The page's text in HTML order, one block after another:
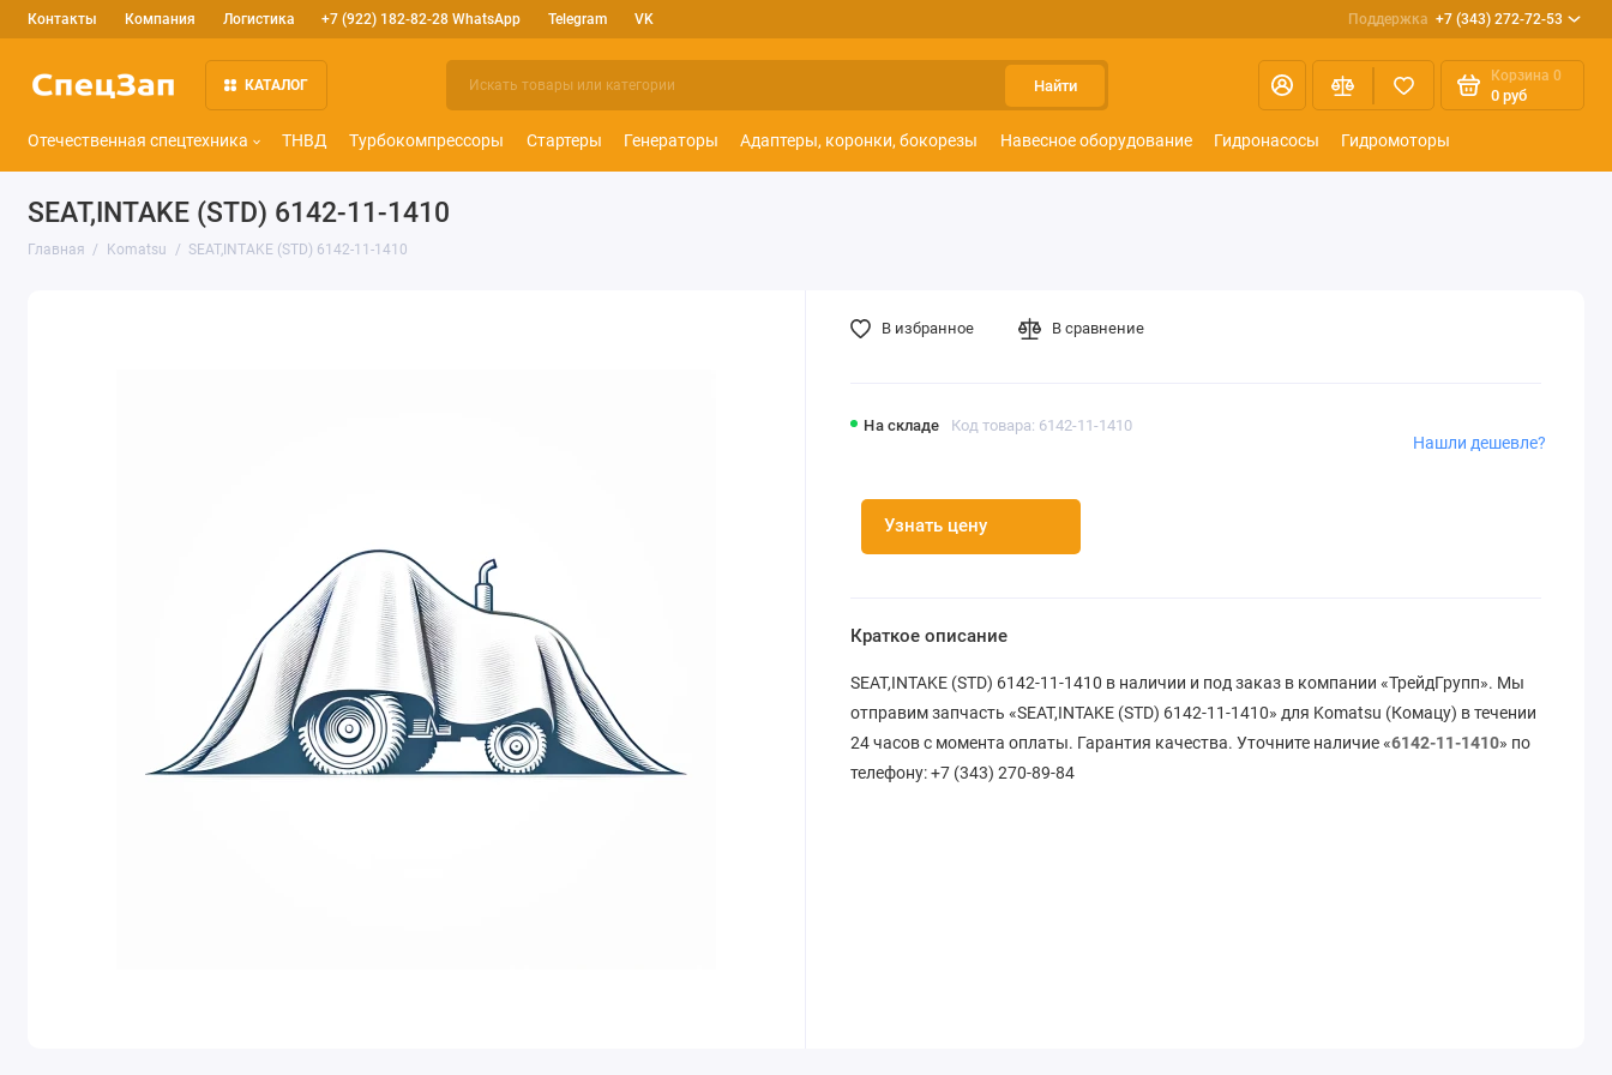
Контакты Компания Логистика +7 (922) 182-82-28 WhatsApp Telegram VK Поддержка +7 (343) 272-72-53
КАТАЛОГ Найти
Корзина 0
0 руб
Отечественная спецтехника ТНВД Турбокомпрессоры Стартеры Генераторы Адаптеры, коронки, бокорезы Навесное оборудование Гидронасосы Гидромоторы
SEAT,INTAKE (STD) 6142-11-1410
Главная Komatsu SEAT,INTAKE (STD) 6142-11-1410
На складе Код товара: 6142-11-1410
Узнать цену
Нашли дешевле?
В избранное В сравнение
Краткое описание
SEAT,INTAKE (STD) 6142-11-1410 в наличии и под заказ в компании «ТрейдГрупп». Мы
отправим запчасть «SEAT,INTAKE (STD) 6142-11-1410» для Komatsu (Комацу) в течении
24 часов с момента оплаты. Гарантия качества. Уточните наличие «6142-11-1410» по
телефону: +7 (343) 270-89-84